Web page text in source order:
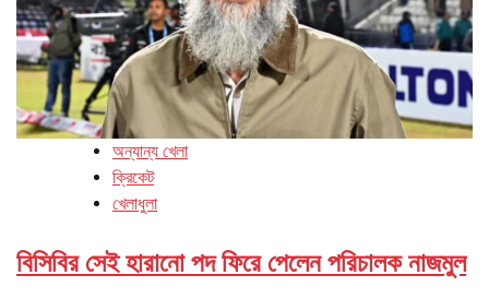
অন্যান্য খেলা
ক্রিকেট
খেলাধুলা
বিসিবির সেই হারানো পদ ফিরে পেলেন পরিচালক নাজমুল